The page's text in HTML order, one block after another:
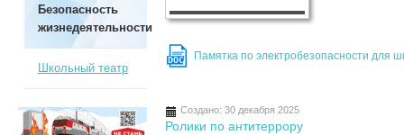
DOC Памятка по электробезопасности для
Создано: 30 декабря 2025
Ролики по антитеррору
Безопасность
жизнедеятельности
Школьный театр